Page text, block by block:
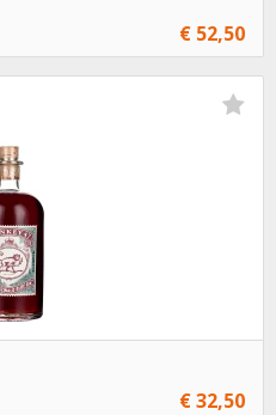
€ 52,50
€ 32,50